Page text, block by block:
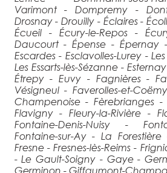
Varimont - Dompremy -
Drosnay - Drouilly - Éclaires -
Écueil - Écury-le-Repos -
Daucourt - Épense - Épernay
Escardes - Esclavolles-Lurey -
Les Essarts-lès-Sézanne -
Étrepy - Euvy - Fagnières -
Vésigneul - Faverolles-et-
Champenoise - Fèrebrianges -
Flavigny - Fleury-la-Rivière -
Fontaine-Denis-Nuisy -
Fontaine-sur-Ay - La
Fresne - Fresnes-lès-Reims -
- Le Gault-Soigny - Gaye -
Germinon - Giffaumont-